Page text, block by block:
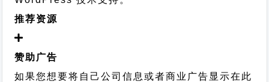
推荐资源
赞助广告
如果您想要将自己公司信息或者商业广告显示在此